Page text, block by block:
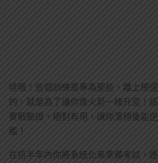
哇哦！這個訓練是專為那些，離上榜
的，就是為了讓你像火箭一樣升空！
實戰驗證，絕對有用，讓你落榜後能
檻！
在這半年內你將系統化來準備考試，